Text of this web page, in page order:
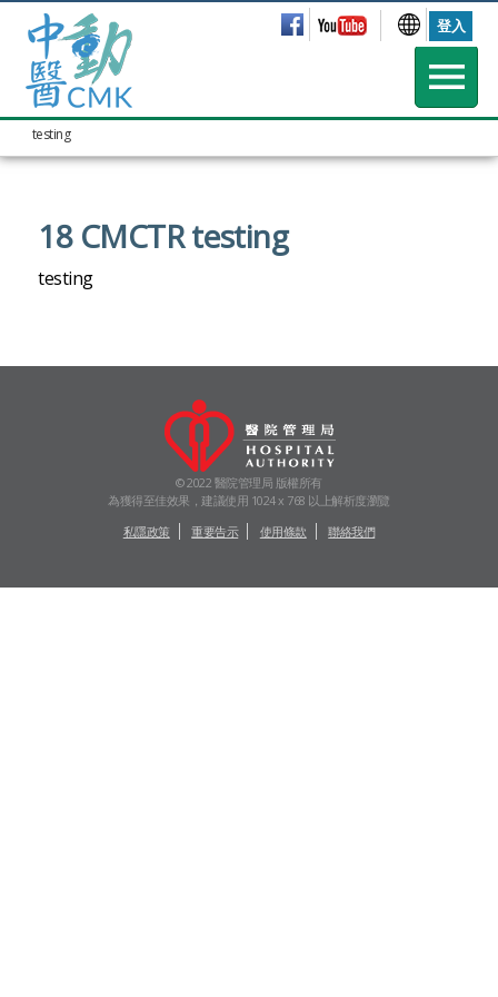
登入
testing
18 CMCTR testing
testing
© 2022 醫院管理局 版權所有
為獲得至佳效果，建議使用 1024 x 768 以上解析度瀏覽
私隱政策
重要告示 使用條款 聯絡我們